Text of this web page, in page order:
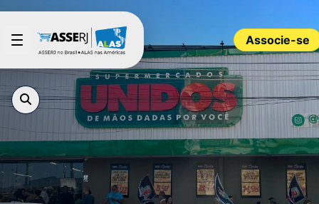
Pular para o Conteúdo principal
Associe-se